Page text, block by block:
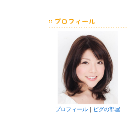
プロフィール ｜ ピグの部屋